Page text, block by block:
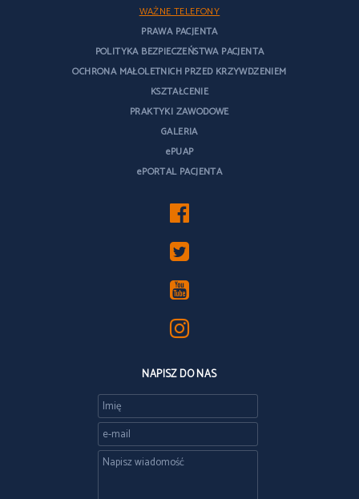
WAŻNE TELEFONY
PRAWA PACJENTA
POLITYKA BEZPIECZEŃSTWA PACJENTA
OCHRONA MAŁOLETNICH PRZED KRZYWDZENIEM
KSZTAŁCENIE
PRAKTYKI ZAWODOWE
GALERIA
ePUAP
ePORTAL PACJENTA
NAPISZ DO NAS